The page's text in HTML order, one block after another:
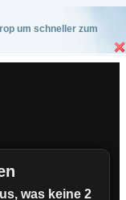
um schneller zum